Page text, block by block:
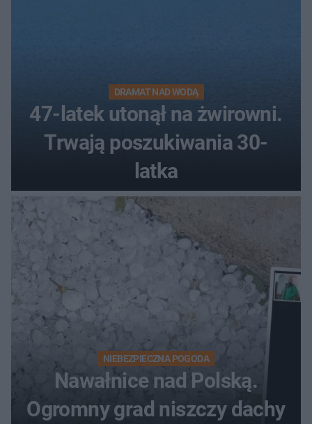
DRAMAT NAD WODĄ
47-latek utonął na żwirowni.
Trwają poszukiwania 30-
latka
NIEBEZPIECZNA POGODA
Nawałnice nad Polską.
Ogromny grad niszczy dachy